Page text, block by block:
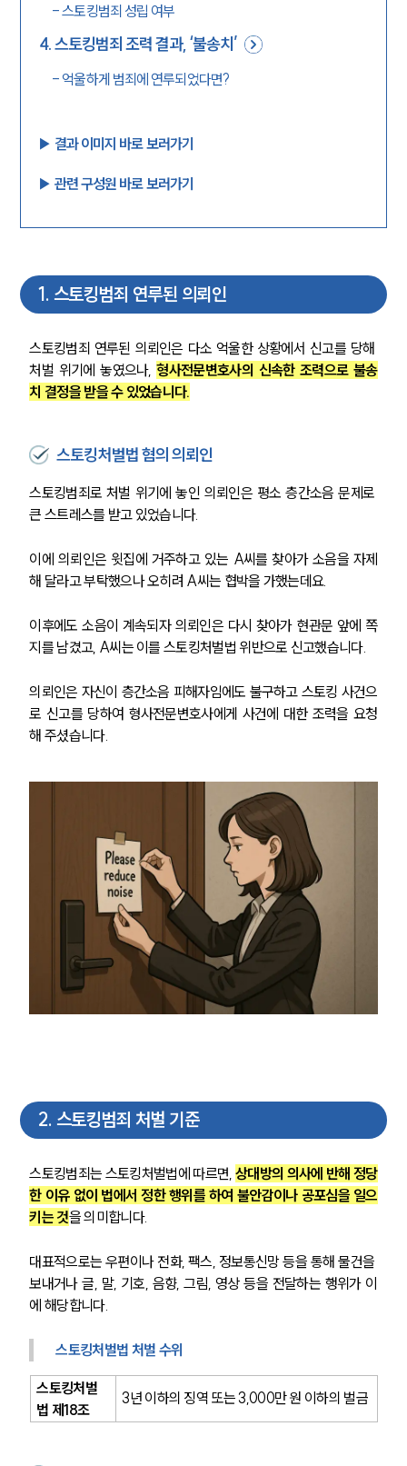
-스토킹범죄 성립 여부
4.스토킹범죄 조력 결과, ‘불송치’
-억울하게 범죄에 연루되었다면?
▶︎ 결과 이미지 바로 보러가기
▶︎ 관련 구성원 바로 보러가기
1. 스토킹범죄 연루된 의뢰인
스토킹범죄 연루된 의뢰인은 다소 억울한 상황에서 신고를 당해
처벌 위기에 놓였으나, 형사전문변호사의 신속한 조력으로 불송
치 결정을 받을 수 있었습니다.
스토킹처벌법 혐의 의뢰인
스토킹범죄로 처벌 위기에 놓인 의뢰인은 평소 층간소음 문제로
큰 스트레스를 받고 있었습니다.
이에 의뢰인은 윗집에 거주하고 있는 A씨를 찾아가 소음을 자제
해 달라고 부탁했으나 오히려 A씨는 협박을 가했는데요.
이후에도 소음이 계속되자 의뢰인은 다시 찾아가 현관문 앞에 쪽
지를 남겼고, A씨는 이를 스토킹처벌법 위반으로 신고했습니다.
의뢰인은 자신이 층간소음 피해자임에도 불구하고 스토킹 사건으
로 신고를 당하여 형사전문변호사에게 사건에 대한 조력을 요청
해 주셨습니다.
2. 스토킹범죄 처벌 기준
스토킹범죄는 스토킹처벌법에 따르면, 상대방의 의사에 반해 정당
한 이유 없이 법에서 정한 행위를 하여 불안감이나 공포심을 일으
키는 것을 의미합니다.
대표적으로는 우편이나 전화, 팩스, 정보통신망 등을 통해 물건을
보내거나 글, 말, 기호, 음향, 그림, 영상 등을 전달하는 행위가 이
에 해당합니다.
스토킹처벌법 처벌 수위
스토킹처벌
법 제18조
3년 이하의 징역 또는 3,000만 원 이하의 벌금